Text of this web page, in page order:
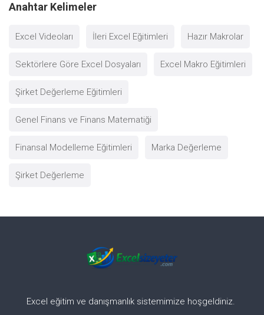
Anahtar Kelimeler
Excel Videoları İleri Excel Eğitimleri Hazır Makrolar
Sektörlere Göre Excel Dosyaları Excel Makro Eğitimleri
Şirket Değerleme Eğitimleri
Genel Finans ve Finans Matematiği
Finansal Modelleme Eğitimleri Marka Değerleme
Şirket Değerleme
Excel eğitim ve danışmanlık sistemimize hoşgeldiniz.